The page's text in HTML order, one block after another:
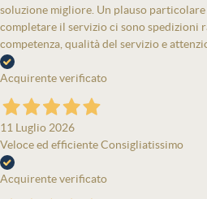
soluzione migliore. Un plauso
completare il servizio ci sono spedizioni
competenza, qualità del servizio e
Acquirente verificato
11 Luglio 2026
Veloce ed efficiente Consigliatissimo
Acquirente verificato